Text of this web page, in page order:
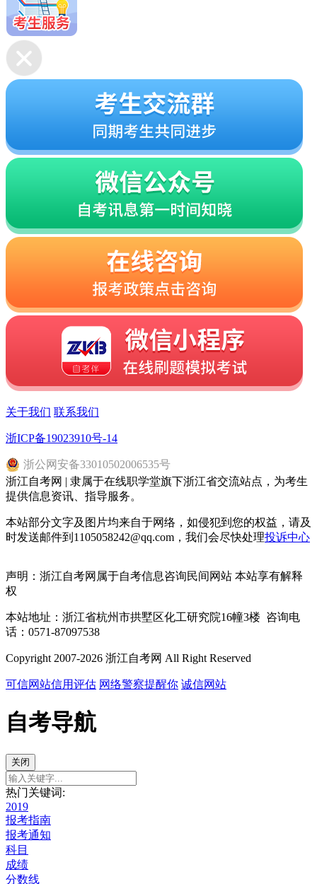
关于我们 联系我们
浙ICP备19023910号-14
浙公网安备33010502006535号
浙江自考网 | 隶属于在线职学堂旗下浙江省交流站点，为考生
提供信息资讯、指导服务。
本站部分文字及图片均来自于网络，如侵犯到您的权益，请及
时发送邮件到1105058242@qq.com，我们会尽快处理投诉中心
声明：浙江自考网属于自考信息咨询民间网站 本站享有解释
权
本站地址：浙江省杭州市拱墅区化工研究院16幢3楼 咨询电
话：0571-87097538
Copyright 2007-2026 浙江自考网 All Right Reserved
可信网站信用评估 网络警察提醒你 诚信网站
自考导航
关闭
热门关键词:
2019
报考指南
报考通知
科目
成绩
分数线